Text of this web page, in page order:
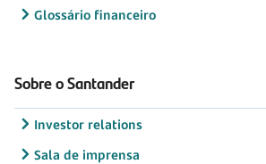
Glossário financeiro
Sobre o Santander
Investor relations
Sala de imprensa